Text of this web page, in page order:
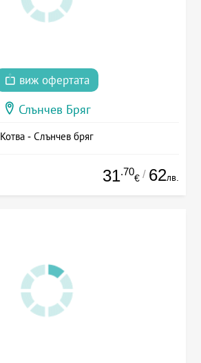
виж офертата
Слънчев Бряг
Котва - Слънчев бряг
31.70
€ / 62лв.